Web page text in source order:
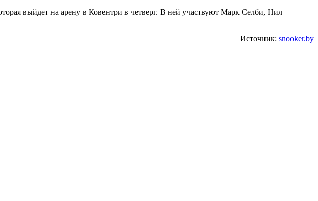
выйдет на арену в Ковентри в четверг. В ней участвуют Марк Селби, Нил
Источник: snooker.by